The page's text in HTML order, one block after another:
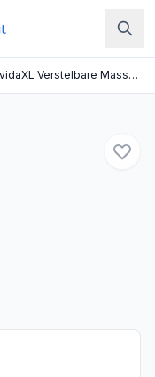
vidaXL Verstelbare Massagestoel